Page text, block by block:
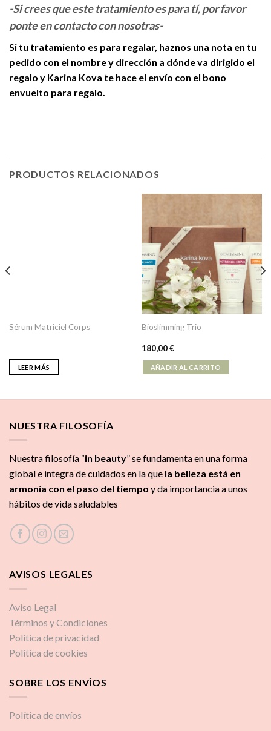
-Si crees que este tratamiento es para tí, por favor
ponte en contacto con nosotras-
Si tu tratamiento es para regalar, haznos una nota en tu
pedido con el nombre y dirección a dónde va dirigido el
regalo y Karina Kova te hace el envío con el bono
envuelto para regalo.
PRODUCTOS RELACIONADOS
Sérum Matriciel Corps
LEER MÁS
Bioslimming Trio
180,00€
AÑADIR AL CARRITO
NUESTRA FILOSOFÍA
Nuestra filosofía “in beauty” se fundamenta en una forma
global e integra de cuidados en la que la belleza está en
armonía con el paso del tiempo y da importancia a unos
hábitos de vida saludables
AVISOS LEGALES
Aviso Legal
Términos y Condiciones
Política de privacidad
Política de cookies
SOBRE LOS ENVÍOS
Política de envíos